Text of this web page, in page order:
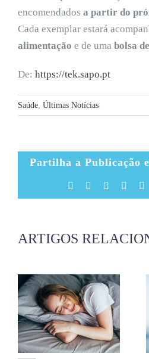
encomendados a partir do
Cada exemplar estará
alimentação e de uma bolsa
De: https://tek.sapo.pt
Saúde Últimas Notícias
Partilha a Publicação
Facebook Reddit
ARTIGOS